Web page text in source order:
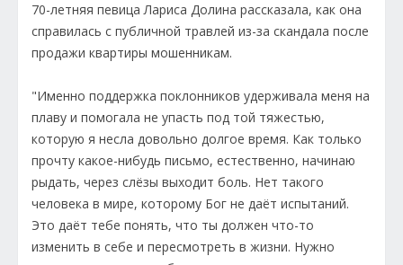
70-летняя певица Лариса Долина рассказала, как она
справилась с публичной травлей из-за скандала после
продажи квартиры мошенникам.
"Именно поддержка поклонников удерживала меня на
плаву и помогала не упасть под той тяжестью,
которую я несла довольно долгое время. Как только
прочту какое-нибудь письмо, естественно, начинаю
рыдать, через слёзы выходит боль. Нет такого
человека в мире, которому Бог не даёт испытаний.
Это даёт тебе понять, что ты должен что-то
изменить в себе и пересмотреть в жизни. Нужно